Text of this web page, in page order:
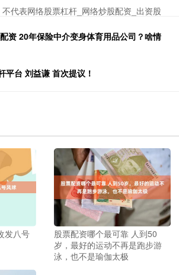
代表网络股票杠杆_网络炒股配资_出资股
资 20年保险中介变身体育用品公司？啥情
平台 刘益谦 首次提议！
发八号
股票配资哪个最可靠 人到50
岁，最好的运动不再是跑步游
泳，也不是瑜伽太极